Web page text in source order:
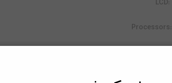
LCD:
Processors: